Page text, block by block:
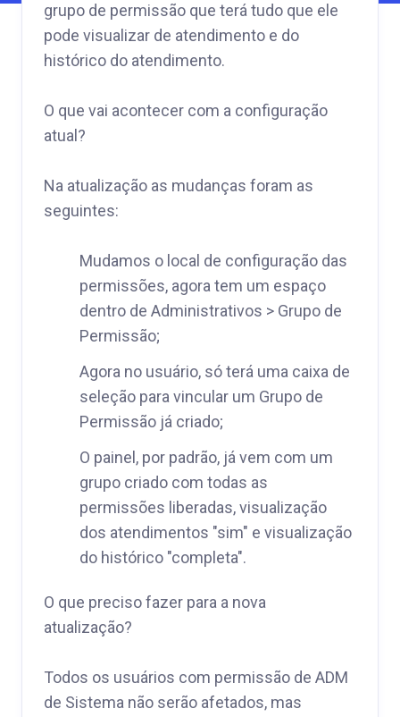
grupo de permissão que terá tudo que ele
pode visualizar de atendimento e do
histórico do atendimento.
O que vai acontecer com a configuração
atual?
Na atualização as mudanças foram as
seguintes:
Mudamos o local de configuração das
permissões, agora tem um espaço
dentro de Administrativos > Grupo de
Permissão;
Agora no usuário, só terá uma caixa de
seleção para vincular um Grupo de
Permissão já criado;
O painel, por padrão, já vem com um
grupo criado com todas as
permissões liberadas, visualização
dos atendimentos "sim" e visualização
do histórico "completa".
O que preciso fazer para a nova
atualização?
Todos os usuários com permissão de ADM
de Sistema não serão afetados, mas